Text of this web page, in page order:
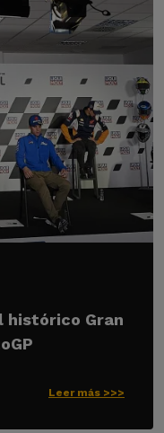
histórico Gran
Leer más >>>